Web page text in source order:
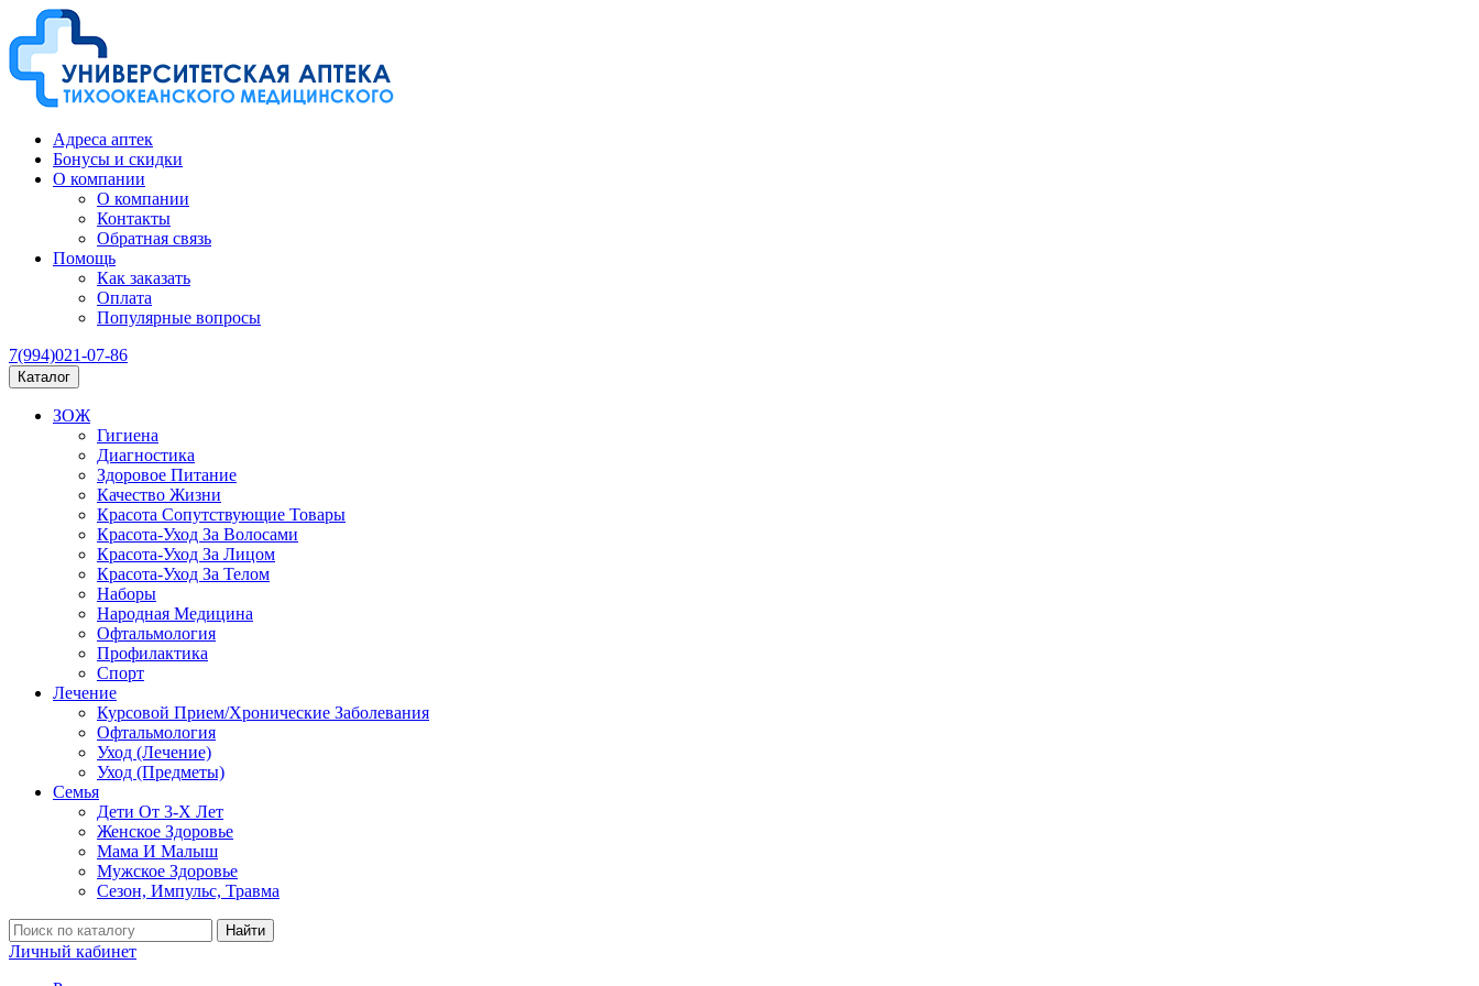
Адреса аптек
Бонусы и скидки
О компании
О компании
Контакты
Обратная связь
Помощь
Как заказать
Оплата
Популярные вопросы
7(994)021-07-86
Каталог
ЗОЖ
Гигиена
Диагностика
Здоровое Питание
Качество Жизни
Красота Сопутствующие Товары
Красота-Уход За Волосами
Красота-Уход За Лицом
Красота-Уход За Телом
Наборы
Народная Медицина
Офтальмология
Профилактика
Спорт
Лечение
Курсовой Прием/Хронические Заболевания
Офтальмология
Уход (Лечение)
Уход (Предметы)
Семья
Дети От 3-Х Лет
Женское Здоровье
Мама И Малыш
Мужское Здоровье
Сезон, Импульс, Травма
Найти
Личный кабинет